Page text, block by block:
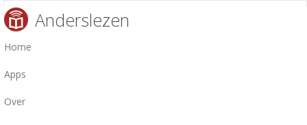
Anderslezen
Home
Apps
Over